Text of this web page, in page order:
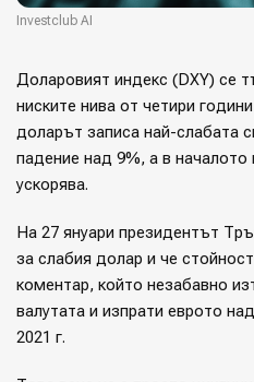
Investclub AI
Доларовият индекс (DXY) се
ниските нива от четири
доларът записа най-слабата
падение над 9%, а в началото
ускорява.
На 27 януари президентът
за слабия долар и че
коментар, който незабавно
валутата и изпрати еврото
2021 г.